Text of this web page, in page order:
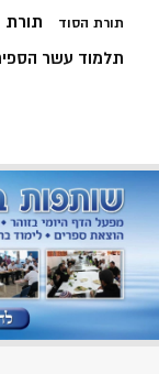
תורת הסוד
תלמוד עשר